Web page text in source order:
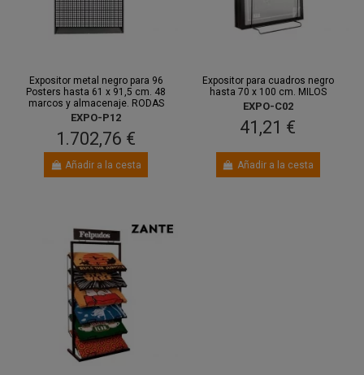
Expositor metal negro para 96
Posters hasta 61 x 91,5 cm. 48
marcos y almacenaje. RODAS
EXPO-P12
1.702,76 €
Añadir a la cesta
Expositor para cuadros negro
hasta 70 x 100 cm. MILOS
EXPO-C02
41,21 €
Añadir a la cesta